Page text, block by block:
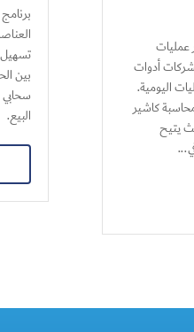
عمليات
أدوات
اليومية.
كاشير
يتيح
تسهيل
بين